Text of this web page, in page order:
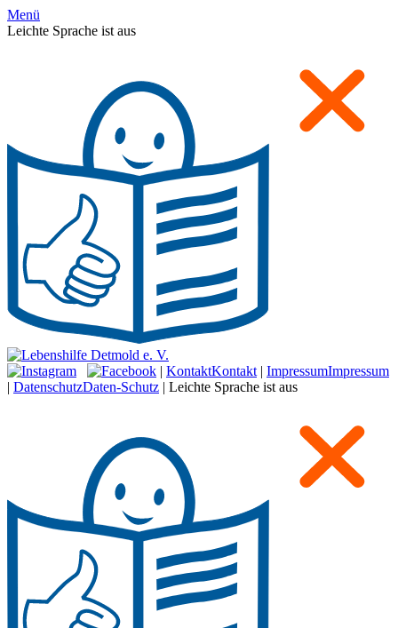
Menü
Leichte Sprache ist aus
| KontaktKontakt | ImpressumImpressum
| DatenschutzDaten-Schutz | Leichte Sprache ist aus